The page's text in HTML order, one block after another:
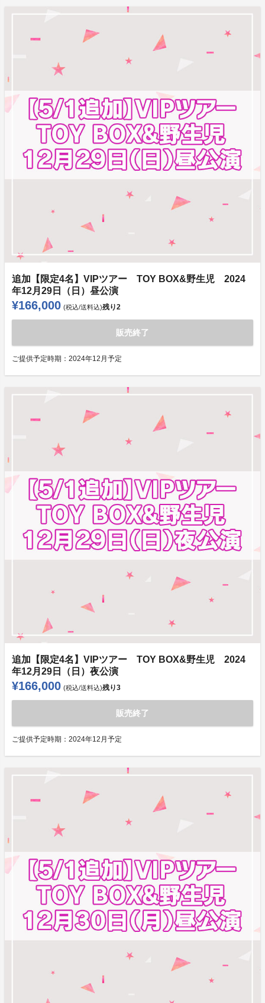
追加【限定4名】VIPツアー TOY BOX&野生児 2024
年12月29日（日）昼公演
¥166,000 (税込/送料込)残り2
販売終了
ご提供予定時期： 2024年12月予定
追加【限定4名】VIPツアー TOY BOX&野生児 2024
年12月29日（日）夜公演
¥166,000 (税込/送料込)残り3
販売終了
ご提供予定時期： 2024年12月予定